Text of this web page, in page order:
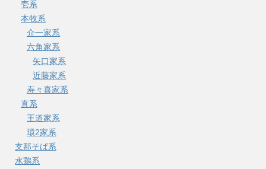
壱系
本牧系
介一家系
六角家系
矢口家系
近藤家系
寿々喜家系
直系
王道家系
環2家系
支那そば系
水鶏系